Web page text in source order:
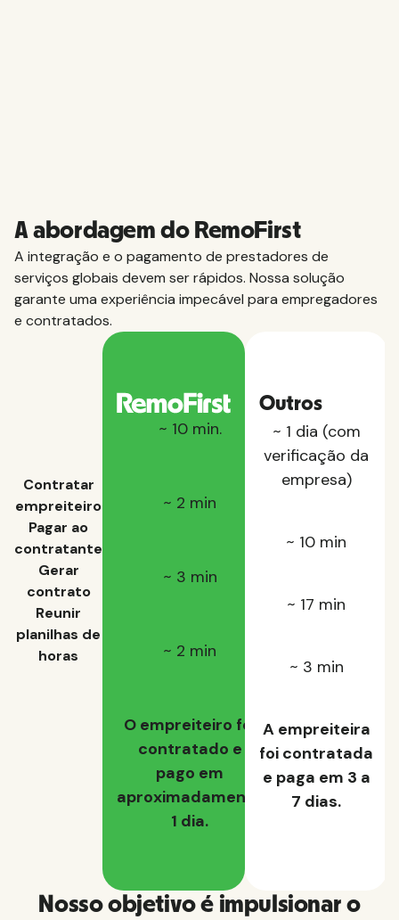
A abordagem do RemoFirst
A integração e o pagamento de prestadores de
serviços globais devem ser rápidos. Nossa solução
garante uma experiência impecável para empregadores
e contratados.
Contratar
empreiteiro
Pagar ao
contratante
Gerar
contrato
Reunir
planilhas de
horas
~ 10 min.
~ 2 min
~ 3 min
~ 2 min
O empreiteiro foi
contratado e
pago em
aproximadamente
1 dia.
Outros
~ 1 dia (com
verificação da
empresa)
~ 10 min
~ 17 min
~ 3 min
A empreiteira
foi contratada
e paga em 3 a
7 dias.
Nosso objetivo é impulsionar o